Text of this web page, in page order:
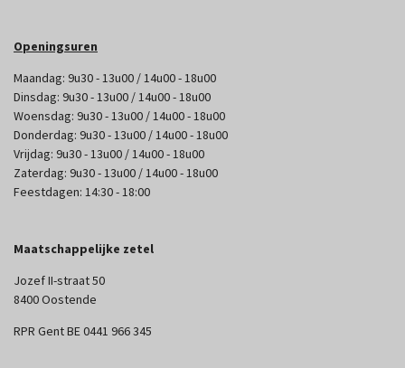
Openingsuren
Maandag: 9u30 - 13u00 / 14u00 - 18u00
Dinsdag: 9u30 - 13u00 / 14u00 - 18u00
Woensdag: 9u30 - 13u00 / 14u00 - 18u00
Donderdag: 9u30 - 13u00 / 14u00 - 18u00
Vrijdag: 9u30 - 13u00 / 14u00 - 18u00
Zaterdag: 9u30 - 13u00 / 14u00 - 18u00
Feestdagen: 14:30 - 18:00
Maatschappelijke zetel
Jozef II-straat 50
8400 Oostende
RPR Gent BE 0441 966 345